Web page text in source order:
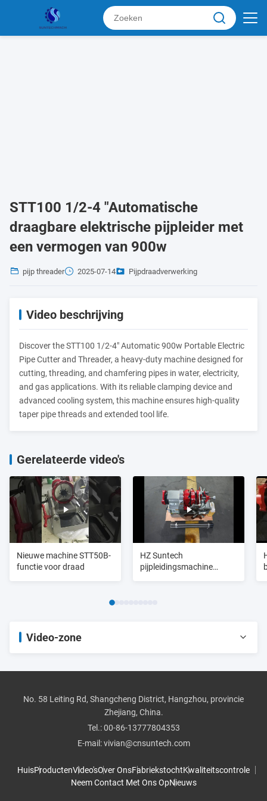
STT100 1/2-4 "Automatische
draagbare elektrische pijpleider met
een vermogen van 900w
pijp threader 2025-07-14 Pijpdraadverwerking
Video beschrijving
Discover the STT100 1/2-4" Automatic 900w Portable Electric
Pipe Cutter and Threader, a heavy-duty machine designed for
cutting, threading, and chamfering pipes in water, electricity,
and gas applications. With its reliable clamping device and
advanced cooling system, this machine ensures high-quality
taper pipe threads and extended tool life.
Gerelateerde video's
Nieuwe machine STT50B-
functie voor draad
HZ Suntech
pijpleidingsmachine
Video-zone
pijp threader
Pijpbuigmachine
No. 58 Leiting Rd, Shangcheng District, Hangzhou, provincie
Zhejiang, China.
Tel.:00-86-13777804353
E-mail:vivian@cnsuntech.com
HuisProductenVideo'sOver OnsFabriekstochtKwaliteitscontrole
Neem Contact Met Ons OpNieuws